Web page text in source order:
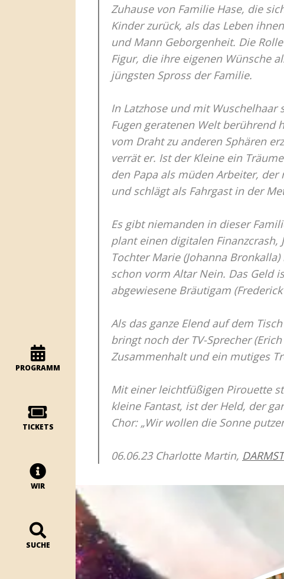
PROGRAMM
TICKETS
WIR
SUCHE
Zuhause von Familie Hase, die
Kinder zurück, als das Leben
und Mann Geborgenheit. Die
Figur, die ihre eigenen Wünsche
jüngsten Spross der Familie.
In Latzhose und mit
Fugen geratenen Welt berührend
vom Draht zu anderen Sphären
verrät er. Ist der Kleine ein
den Papa als müden Arbeiter,
und schlägt als Fahrgast in der
Es gibt niemanden in dieser
plant einen digitalen
Tochter Marie (Johanna
schon vorm Altar Nein. Das Geld
abgewiesene Bräutigam
Als das ganze Elend auf dem
bringt noch der TV-Sprecher
Zusammenhalt und ein mutiges
Mit einer leichtfüßigen Pirouette
kleine Fantast, ist der Held, der
Chor: „Wir wollen die Sonne
06.06.23 Charlotte Martin,